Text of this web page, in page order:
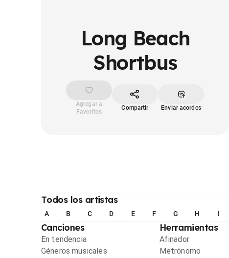
Long Beach
Shortbus
Agregar a
Favoritos
Compartir Enviar acordes
Todos los artistas
A B C D E F G H I
Canciones
En tendencia
Géneros musicales
Herramientas
Afinador
Metrónomo